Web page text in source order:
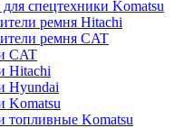
спецтехники Komatsu
ремня Hitachi
ремня CAT
CAT
Hitachi
Hyundai
Komatsu
топливные Komatsu